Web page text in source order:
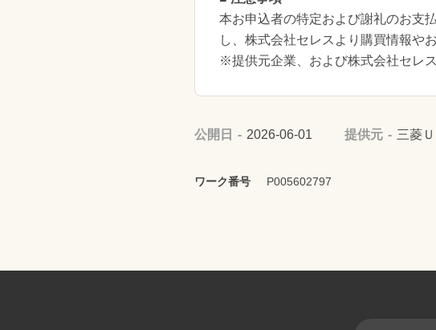
本お申込者の特定および謝礼のお支
し、株式会社セレスより購買情報や
※提供元企業、および株式会社セレ
公開日 2026-06-01 提供元 三菱
ワーク番号 P005602797